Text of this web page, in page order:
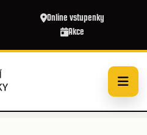
Online vstupenky
Akce